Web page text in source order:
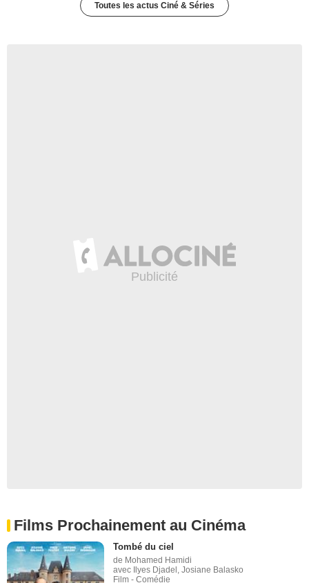
Toutes les actus Ciné & Séries
Films Prochainement au Cinéma
Tombé du ciel
de Mohamed Hamidi
avec Ilyes Djadel, Josiane Balasko
Film - Comédie